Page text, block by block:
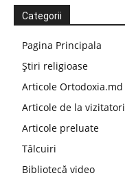
Categorii
Pagina Principala
Știri religioase
Articole Ortodoxia.md
Articole de la vizitatori
Articole preluate
Tâlcuiri
Bibliotecă video